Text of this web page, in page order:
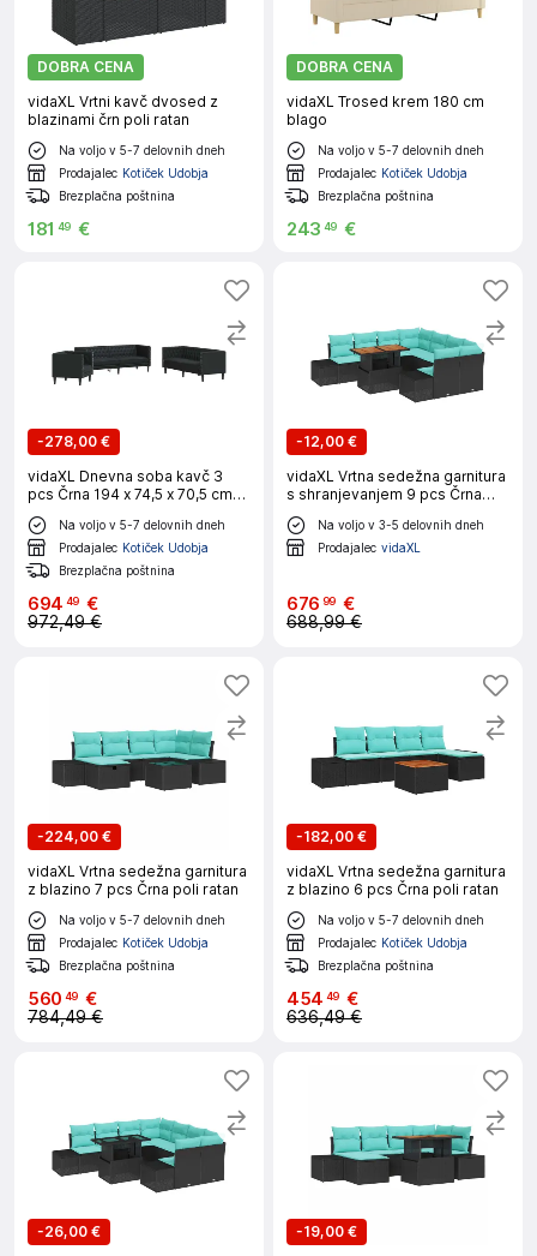
DOBRA CENA
vidaXL Vrtni kavč dvosed z
blazinami črn poli ratan
Na voljo v 5-7 delovnih dneh
Prodajalec Kotiček Udobja
Brezplačna poštnina
181 49 €
DOBRA CENA
vidaXL Trosed krem 180 cm
blago
Na voljo v 5-7 delovnih dneh
Prodajalec Kotiček Udobja
Brezplačna poštnina
243 49 €
-278,00 €
vidaXL Dnevna soba kavč 3
pcs Črna 194 x 74,5 x 70,5 cm
Umjetno usnje
Na voljo v 5-7 delovnih dneh
Prodajalec Kotiček Udobja
Brezplačna poštnina
694 49 €
972,49 €
-12,00 €
vidaXL Vrtna sedežna garnitura
s shranjevanjem 9 pcs Črna
Poly ratan
Na voljo v 3-5 delovnih dneh
Prodajalec vidaXL
676 99 €
688,99 €
-224,00 €
vidaXL Vrtna sedežna garnitura
z blazino 7 pcs Črna poli ratan
Na voljo v 5-7 delovnih dneh
Prodajalec Kotiček Udobja
Brezplačna poštnina
560 49 €
784,49 €
-182,00 €
vidaXL Vrtna sedežna garnitura
z blazino 6 pcs Črna poli ratan
Na voljo v 5-7 delovnih dneh
Prodajalec Kotiček Udobja
Brezplačna poštnina
454 49 €
636,49 €
-26,00 €
-19,00 €